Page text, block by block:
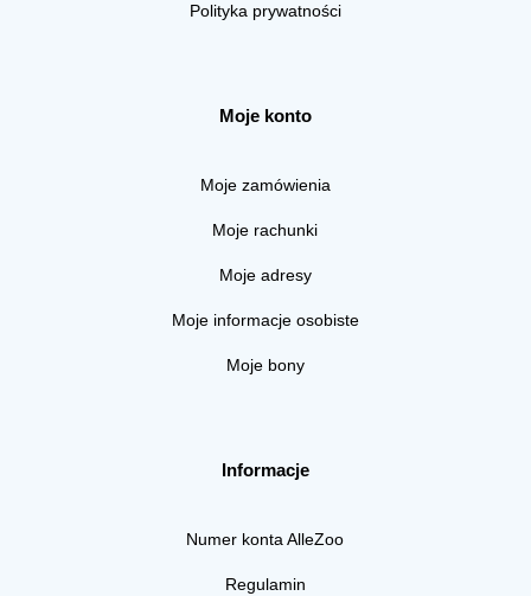
Polityka prywatności
Moje konto
Moje zamówienia
Moje rachunki
Moje adresy
Moje informacje osobiste
Moje bony
Informacje
Numer konta AlleZoo
Regulamin